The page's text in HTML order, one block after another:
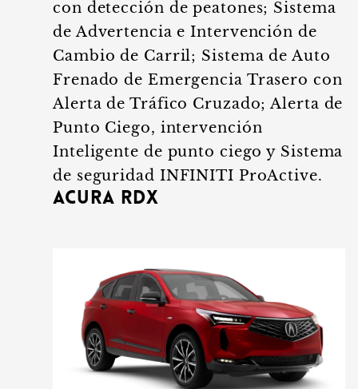
con detección de peatones; Sistema
de Advertencia e Intervención de
Cambio de Carril; Sistema de Auto
Frenado de Emergencia Trasero con
Alerta de Tráfico Cruzado; Alerta de
Punto Ciego, intervención
Inteligente de punto ciego y Sistema
de seguridad INFINITI ProActive.
Acura RDX